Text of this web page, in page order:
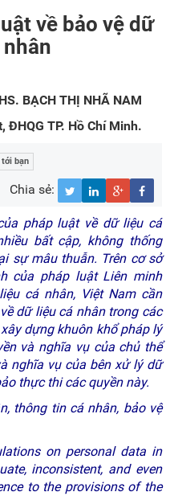
về bảo vệ dữ
nhân
BẠCH THỊ NHÃ NAM
ĐHQG TP. Hồ Chí Minh.
bạn
Chia sẻ:
pháp luật về dữ liệu cá
bất cập, không thống
sự mâu thuẫn. Trên cơ sở
của pháp luật Liên minh
cá nhân, Việt Nam cần
dữ liệu cá nhân trong các
dựng khuôn khổ pháp lý
và nghĩa vụ của chủ thể
nghĩa vụ của bên xử lý dữ
thực thi các quyền này.
thông tin cá nhân, bảo vệ
on personal data in
inconsistent, and even
to the provisions of the